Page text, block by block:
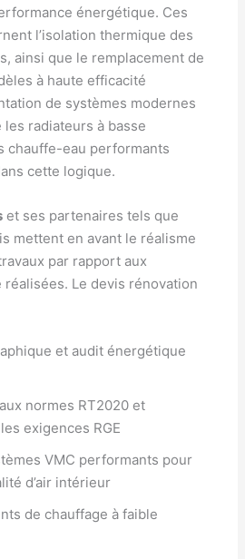
énergétique. Ces
l’isolation thermique des
ainsi que le remplacement de
à haute efficacité
de systèmes modernes
radiateurs à basse
chauffe-eau performants
cette logique.
et ses partenaires tels que
mettent en avant le réalisme
par rapport aux
réalisées. Le devis rénovation
et audit énergétique
normes RT2020 et
exigences RGE
VMC performants pour
d’air intérieur
de chauffage à faible